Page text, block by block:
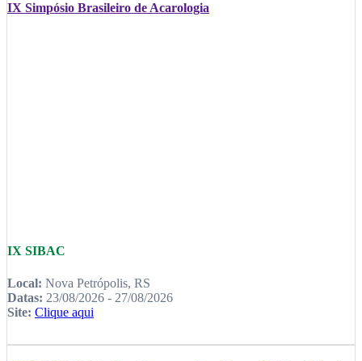
IX Simpósio Brasileiro de Acarologia
IX SIBAC
Local: Nova Petrópolis, RS
Datas: 23/08/2026 - 27/08/2026
Site: Clique aqui